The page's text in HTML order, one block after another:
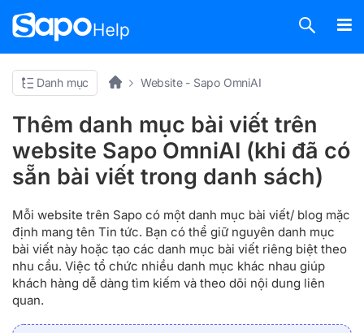
Danh mục Website - Sapo OmniAI
Thêm danh mục bài viết trên
website Sapo OmniAI (khi đã có
sẵn bài viết trong danh sách)
Mỗi website trên Sapo có một danh mục bài viết/ blog mặc
định mang tên Tin tức. Bạn có thể giữ nguyên danh mục
bài viết này hoặc tạo các danh mục bài viết riêng biệt theo
nhu cầu. Việc tổ chức nhiều danh mục khác nhau giúp
khách hàng dễ dàng tìm kiếm và theo dõi nội dung liên
quan.